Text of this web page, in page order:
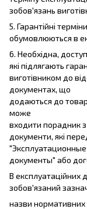
зобов'язань
5. Гарантійні
обумовлюються в
6. Необхідна,
які підлягають
виготівником до
документах, що
додаються до
може
входити порадник з
документи, які
"Эксплуатационные
документы" або
В експлуатаційних
зобов'язаний
назви нормативних